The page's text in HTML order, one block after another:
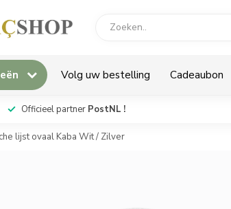
Volg uw bestelling Cadeaubon
Officieel partner PostNL !
lijst ovaal Kaba Wit / Zilver